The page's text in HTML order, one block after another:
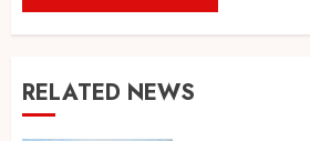
RELATED NEWS